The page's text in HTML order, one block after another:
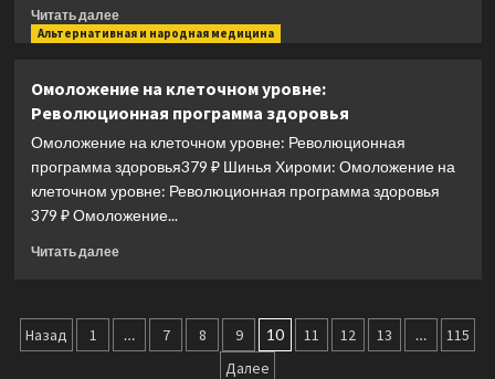
на
долгие
Читать далееПрочитать
больше
письма
многое
расскажут
Письма
начала
нашего
Альтернативная и народная медицина
Омоложение на клеточном уровне:
Революционная программа здоровья
Омоложение на клеточном уровне: Революционная
программа здоровья379 ₽ Шинья Хироми: Омоложение на
клеточном уровне: Революционная программа здоровья
379 ₽ Омоложение...
Читать далееПрочитать
клеточном
Пагинация
Назад 1 … 7 8 9 10 11 12 13 …
115
Далее